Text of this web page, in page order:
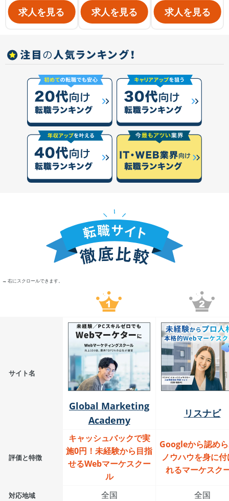
求人を見る 求人を見る 求人を見る
→ 右にスクロールできます。
サイト名
Global Marketing
Academy
リスナビ
評価と特徴
キャッシュバックで実
施0円！未経験から目指
せるWebマーケスクー
ル
Googleから認め
ノウハウを身に
れるマーケスク
対応地域 全国 全国